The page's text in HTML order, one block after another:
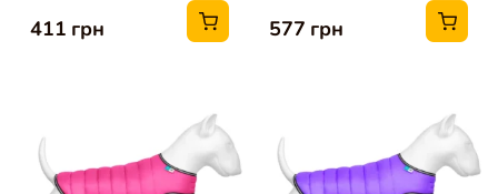
411 грн 577 грн